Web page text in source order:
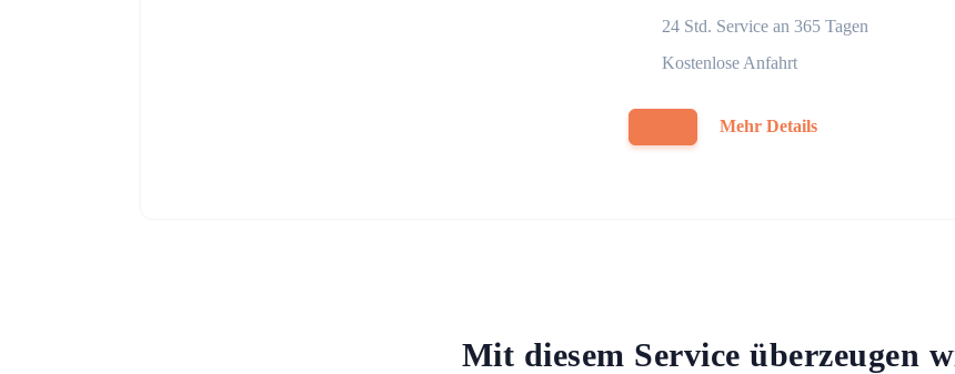
24 Std. Service an 365 Tagen
Kostenlose Anfahrt
Mehr Details
Mit diesem Service überzeugen